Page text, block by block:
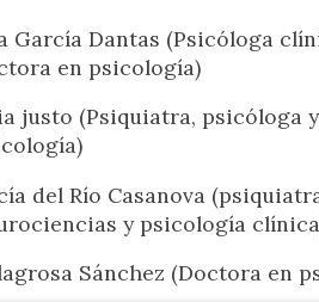
Conversamos
García Dantas (Psicóloga
en psicología)
justo (Psiquiatra, psicóloga
del Río Casanova
y psicología
Sánchez (Doctora en